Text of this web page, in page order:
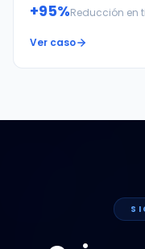
+95%Reducción en
Ver caso